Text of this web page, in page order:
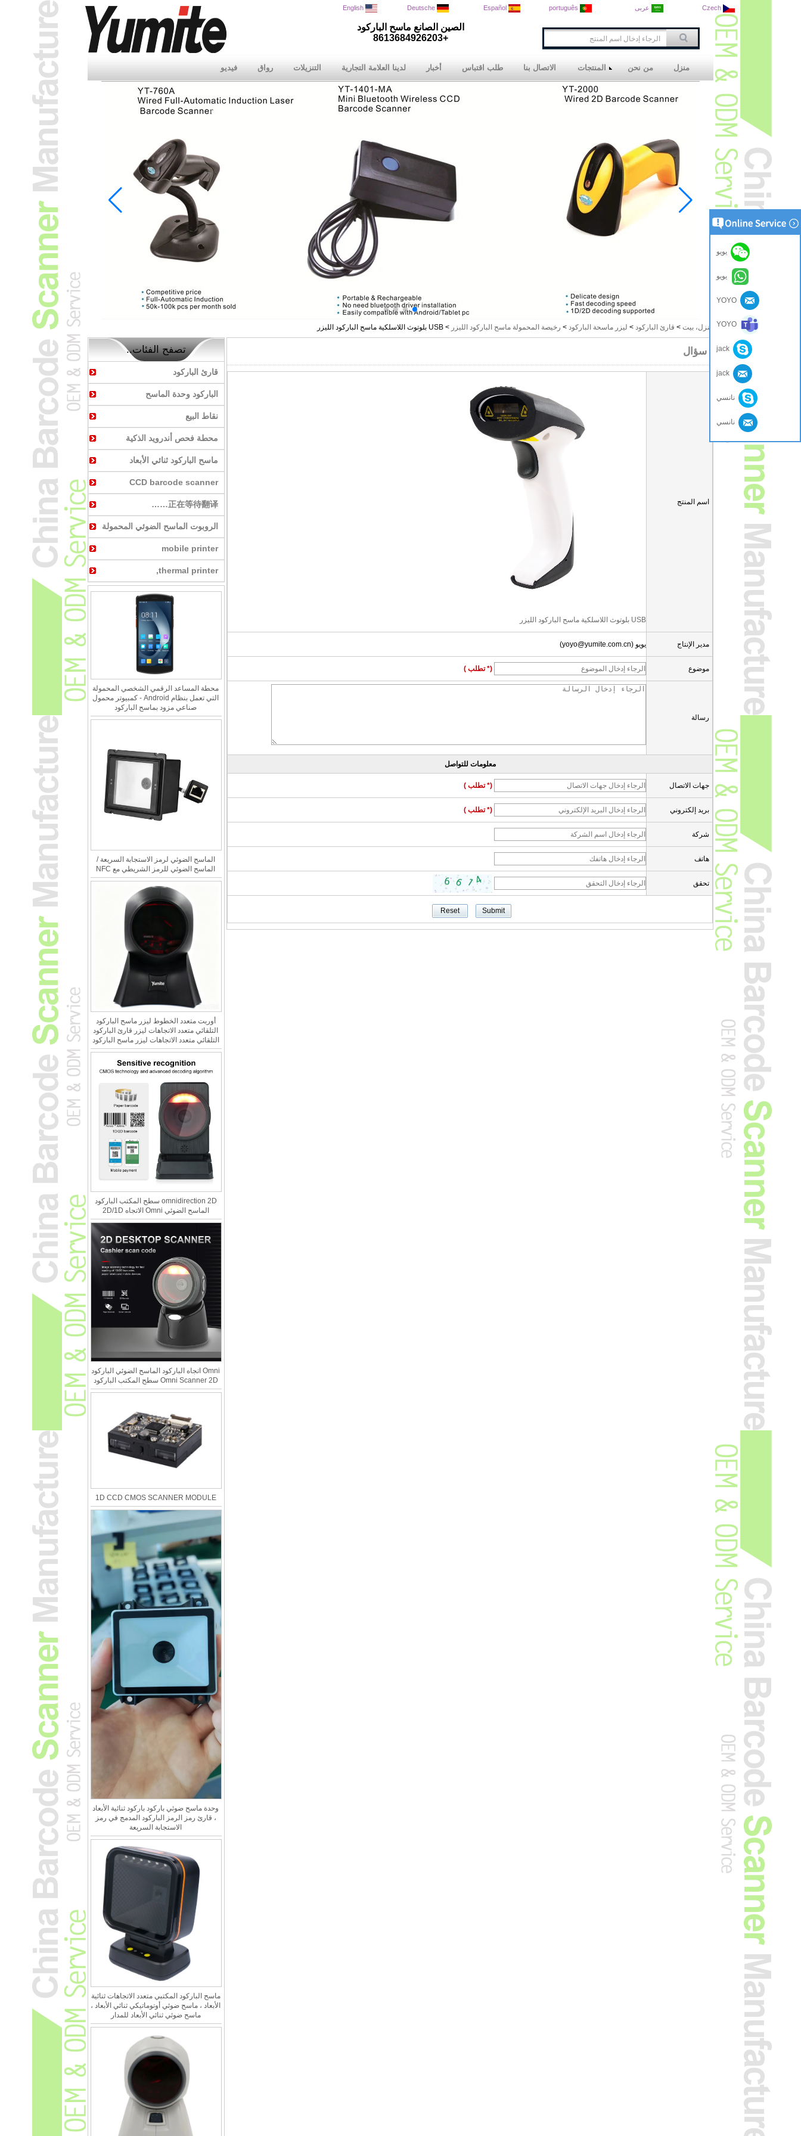
الصين الصانع ماسح الباركود
+8613684926203
English Deutsche Español português عربى Czech
منزل من نحن المنتجات الاتصال بنا طلب اقتباس أخبار لدينا العلامة التجارية التنزيلات رواق فيديو
منزل، بيت > قارئ الباركود > ليزر ماسحة الباركود > رخيصة المحمولة ماسح الباركود الليزر > USB بلوتوث اللاسلكية ماسح الباركود الليزر
تصفح الفئات..
قارئ الباركود
الباركود وحدة الماسح
نقاط البيع
محطة فحص أندرويد الذكية
ماسح الباركود ثنائي الأبعاد
CCD barcode scanner
正在等待翻译……
الروبوت الماسح الضوئي المحمولة
mobile printer
thermal printer,
محطة المساعد الرقمي الشخصي المحمولة
التي تعمل بنظام Android - كمبيوتر محمول
صناعي مزود بماسح الباركود
الماسح الضوئي لرمز الاستجابة السريعة /
الماسح الضوئي للرمز الشريطي مع NFC
أوربت متعدد الخطوط ليزر ماسح الباركود
التلقائي متعدد الاتجاهات ليزر قارئ الباركود
التلقائي متعدد الاتجاهات ليزر ماسح الباركود
omnidirection 2D سطح المكتب الباركود
الماسح الضوئي Omni الاتجاه 2D/1D
Omni اتجاه الباركود الماسح الضوئي الباركود
Omni Scanner 2D سطح المكتب الباركود
1D CCD CMOS SCANNER MODULE
وحدة ماسح ضوئي باركود باركود ثنائية الأبعاد
، قارئ رمز الرمز الباركود المدمج في رمز
الاستجابة السريعة
ماسح الباركود المكتبي متعدد الاتجاهات ثنائية
الأبعاد ، ماسح ضوئي أوتوماتيكي ثنائي الأبعاد ،
ماسح ضوئي ثنائي الأبعاد للمدار
سؤال
اسم المنتج
USB بلوتوث اللاسلكية ماسح الباركود الليزر
مدير الإنتاج يويو (yoyo@yumite.com.cn)
موضوع (* تطلب )
رسالة
معلومات للتواصل
جهات الاتصال (* تطلب )
بريد إلكتروني (* تطلب )
شركة
هاتف
تحقق
يويو
يويو
YOYO
YOYO
jack
نانسي
نانسي